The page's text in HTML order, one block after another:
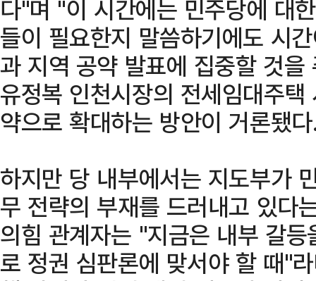
다"며 "이 시간에는 민주당에 대
들이 필요한지 말씀하기에도 시
과 지역 공약 발표에 집중할 것
유정복 인천시장의 전세임대주
약으로 확대하는 방안이 거론됐
하지만 당 내부에서는 지도부가
무 전략의 부재를 드러내고 있다
의힘 관계자는 "지금은 내부 갈
로 정권 심판론에 맞서야 할 때"